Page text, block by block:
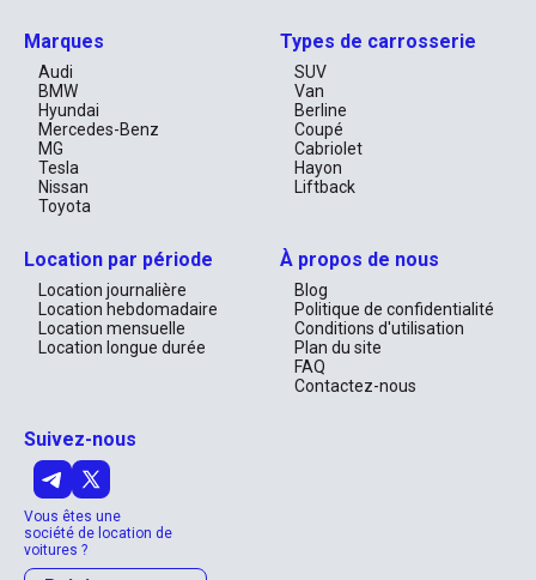
Marques
Audi
BMW
Hyundai
Mercedes-Benz
MG
Tesla
Nissan
Toyota
Types de carrosserie
SUV
Van
Berline
Coupé
Cabriolet
Hayon
Liftback
Location par période
Location journalière
Location hebdomadaire
Location mensuelle
Location longue durée
À propos de nous
Blog
Politique de confidentialité
Conditions d'utilisation
Plan du site
FAQ
Contactez-nous
Suivez-nous
Vous êtes une
société de location de
voitures ?